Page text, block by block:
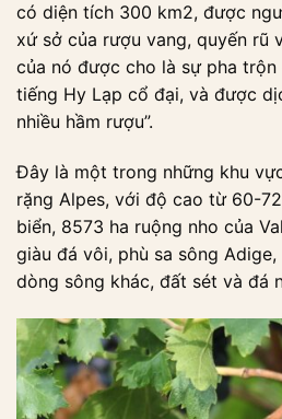
có diện tích 300 km2, được
xứ sở của rượu vang, quyến rũ
của nó được cho là sự pha
tiếng Hy Lạp cổ đại, và được
nhiều hầm rượu”.
Đây là một trong những khu
rặng Alpes, với độ cao từ 60-
biển, 8573 ha ruộng nho của
giàu đá vôi, phù sa sông
dòng sông khác, đất sét và đá